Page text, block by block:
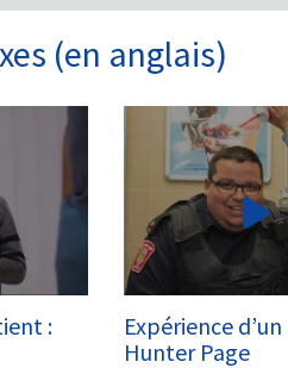
(en anglais)
:
Expérience
Hunter Page